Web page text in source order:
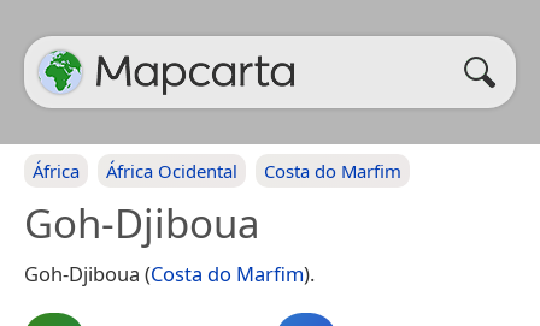
África África Ocidental Costa do Marfim
Goh-Djiboua
Goh-Djiboua (Costa do Marfim).